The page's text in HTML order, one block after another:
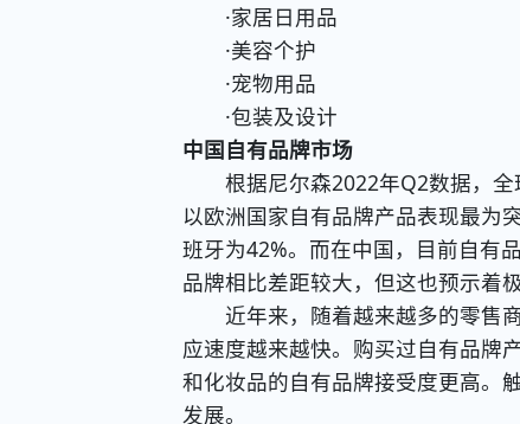
·家居日用品
·美容个护
·宠物用品
·包装及设计
中国自有品牌市场
根据尼尔森2022年Q2数据，全
以欧洲国家自有品牌产品表现最为
班牙为42%。而在中国，目前自有
品牌相比差距较大，但这也预示着
近年来，随着越来越多的零售商
应速度越来越快。购买过自有品牌
和化妆品的自有品牌接受度更高。
发展。